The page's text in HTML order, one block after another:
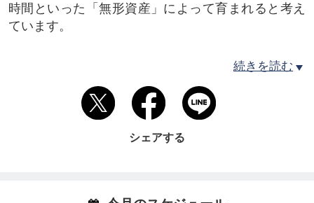
時間といった「無形資産」によって育まれると考え
ています。
その価値を学び、実践してきた仲間たちと共に、子
通じて、一人ひとりの幸せが地域へ広がる未来を創
っていきます。
続きを読む
シェアする